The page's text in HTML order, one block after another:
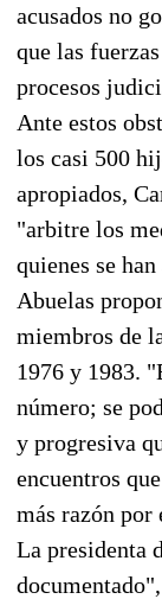
acusados no
que las
procesos
Ante estos
los casi 500
apropiados,
"arbitre los
quienes se
Abuelas
miembros de
1976 y 1983.
número; se
y progresiva
encuentros
más razón
La presidenta